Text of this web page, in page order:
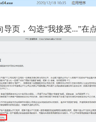
页，勾选“我接受...”在